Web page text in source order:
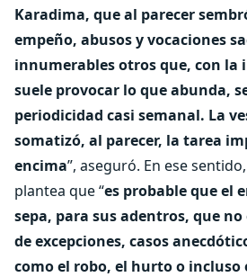
Karadima, que al parecer
empeño, abusos y vocaciones
innumerables otros que, con la
suele provocar lo que abunda,
periodicidad casi semanal. La
somatizó, al parecer, la tarea
encima”, aseguró. En ese
plantea que “es probable que el
sepa, para sus adentros, que
de excepciones, casos
como el robo, el hurto o incluso